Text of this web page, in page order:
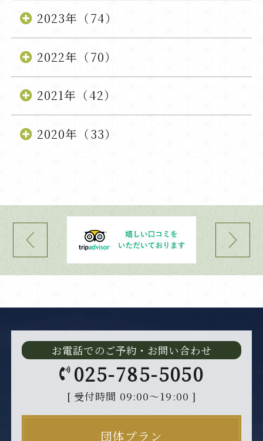
2023年（74）
2022年（70）
2021年（42）
2020年（33）
お電話でのご予約・お問い合わせ
025-785-5050
[ 受付時間 09:00～19:00 ]
団体プラン